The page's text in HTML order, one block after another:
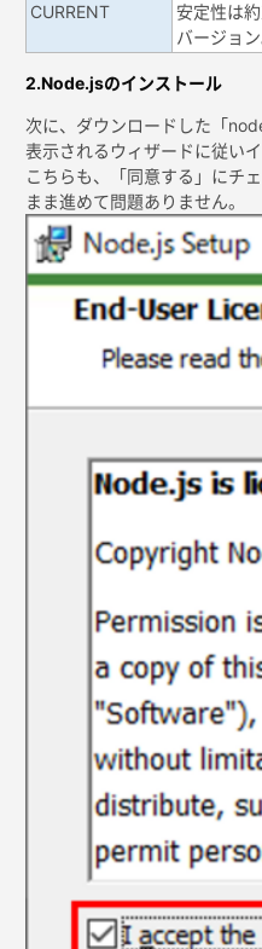
CURRENT
安定性は
バージョン
2.Node.jsのインストール
次に、ダウンロードした「
表示されるウィザードに従い
こちらも、「同意する」にチ
まま進めて問題ありません。